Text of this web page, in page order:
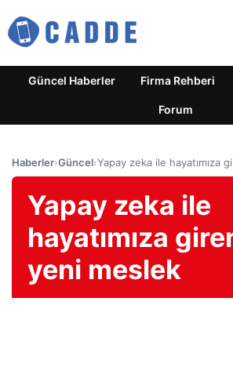
Güncel Haberler Firma Rehberi
Forum
Haberler›Güncel›Yapay zeka ile hayatımıza
Yapay zeka ile
hayatımıza
yeni meslek